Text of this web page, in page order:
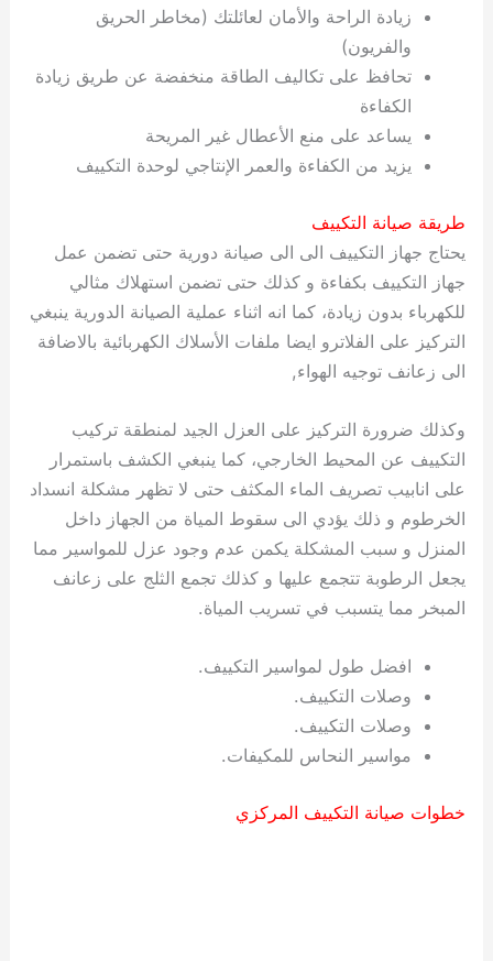
زيادة الراحة والأمان لعائلتك (مخاطر الحريق
والفريون)
تحافظ على تكاليف الطاقة منخفضة عن طريق زيادة
الكفاءة
يساعد على منع الأعطال غير المريحة
يزيد من الكفاءة والعمر الإنتاجي لوحدة التكييف
طريقة صيانة التكييف
يحتاج جهاز التكييف الى الى صيانة دورية حتى تضمن عمل
جهاز التكييف بكفاءة و كذلك حتى تضمن استهلاك مثالي
للكهرباء بدون زيادة، كما انه اثناء عملية الصيانة الدورية ينبغي
التركيز على الفلاترو ايضا ملفات الأسلاك الكهربائية بالاضافة
الى زعانف توجيه الهواء,
وكذلك ضرورة التركيز على العزل الجيد لمنطقة تركيب
التكييف عن المحيط الخارجي، كما ينبغي الكشف باستمرار
على انابيب تصريف الماء المكثف حتى لا تظهر مشكلة انسداد
الخرطوم و ذلك يؤدي الى سقوط المياة من الجهاز داخل
المنزل و سبب المشكلة يكمن عدم وجود عزل للمواسير مما
يجعل الرطوبة تتجمع عليها و كذلك تجمع الثلج على زعانف
المبخر مما يتسبب في تسريب المياة.
افضل طول لمواسير التكييف.
وصلات التكييف.
وصلات التكييف.
مواسير النحاس للمكيفات.
خطوات صيانة التكييف المركزي